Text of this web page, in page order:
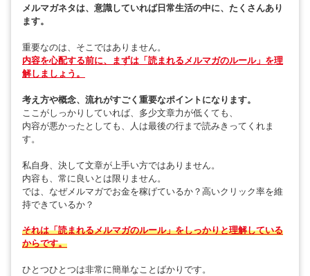
メルマガネタは、意識していれば日常生活の中に、たくさんあり
ます。
重要なのは、そこではありません。
内容を心配する前に、まずは「読まれるメルマガのルール」を理
解しましょう。
考え方や概念、流れがすごく重要なポイントになります。
ここがしっかりしていれば、多少文章力が低くても、
内容が悪かったとしても、人は最後の行まで読みきってくれま
す。
私自身、決して文章が上手い方ではありません。
内容も、常に良いとは限りません。
では、なぜメルマガでお金を稼げているか？高いクリック率を維
持できているか？
それは「読まれるメルマガのルール」をしっかりと理解している
からです。
ひとつひとつは非常に簡単なことばかりです。